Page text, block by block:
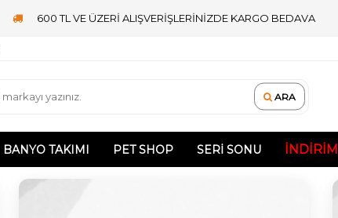
600 TL VE ÜZERİ ALIŞVERİŞLERİNİZDE KARGO BEDAVA
ARA
BANYO TAKIMI PET SHOP SERI SONU İNDIRIM